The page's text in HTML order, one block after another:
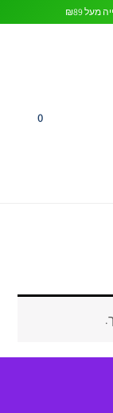
מעל ₪89
0